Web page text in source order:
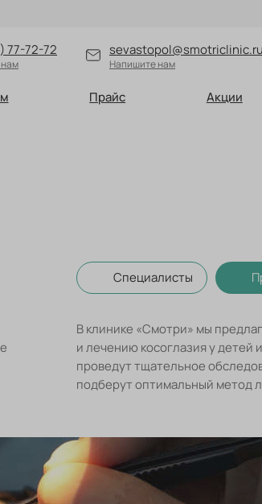
77-72-72
Прайс Акции
sevastopol@smotriclinic.ru
Напишите нам
В клинике «Смотри» мы
и лечению косоглазия у
проведут тщательное
подберут оптимальный метод
Специалисты